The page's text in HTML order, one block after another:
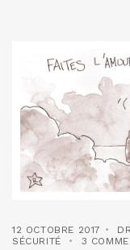
12 OCTOBRE 2017
SÉCURITÉ
3